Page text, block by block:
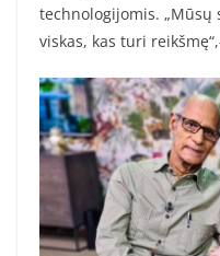
technologijomis.
viskas, kas turi